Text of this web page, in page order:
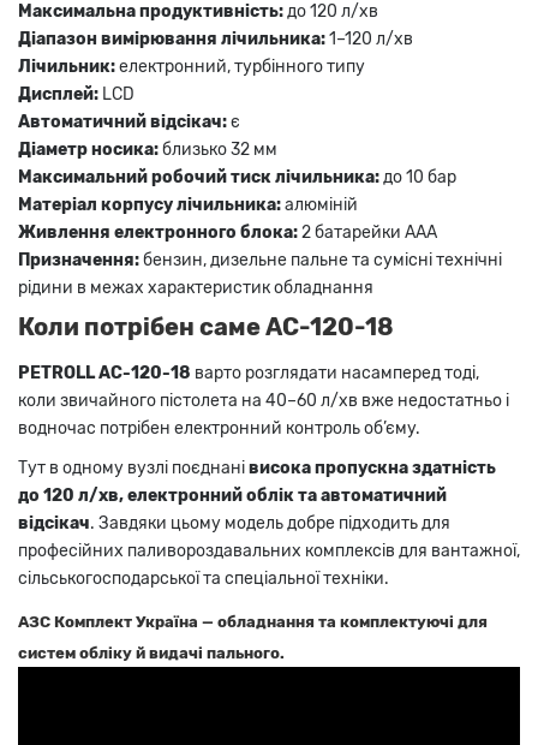
Максимальна продуктивність:до 120 л/хв
Діапазон вимірювання лічильника:1–120 л/хв
Лічильник:електронний, турбінного типу
Дисплей: LCD
Автоматичний відсікач:є
Діаметр носика:близько 32 мм
Максимальний робочий тиск лічильника:до 10 бар
Матеріал корпусу лічильника:алюміній
Живлення електронного блока:2 батарейки AAA
Призначення:бензин, дизельне пальне та сумісні технічні
рідини в межах характеристик обладнання
Коли потрібен саме AC-120-18
PETROLL AC-120-18 варто розглядати насамперед тоді,
коли звичайного пістолета на 40–60 л/хв вже недостатньо і
водночас потрібен електронний контроль об’єму.
Тут в одному вузлі поєднанівисока пропускна здатність
до 120 л/хв, електронний облік та автоматичний
відсікач. Завдяки цьому модель добре підходить для
професійних паливороздавальних комплексів для вантажної,
сільськогосподарської та спеціальної техніки.
АЗС Комплект Україна — обладнання та комплектуючі для
систем обліку й видачі пального.